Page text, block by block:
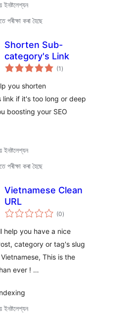
কৰা হৈছে
Shorten Sub-
category's Link
(1 টা
মুঠ)
you shorten
link if it's too long or deep
boosting your SEO
কৰা হৈছে
Vietnamese Clean
URL
(0টা
মুঠ)
help you have a nice
category or tag's slug
This is the
ever ! …